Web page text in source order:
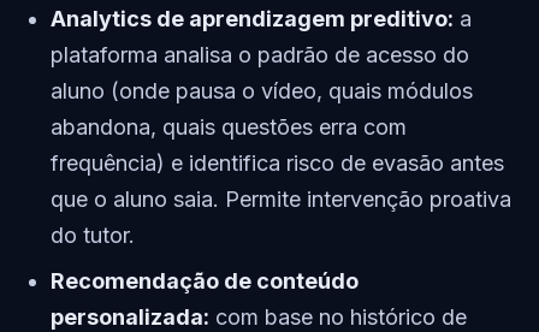
Analytics de aprendizagem preditivo: a
plataforma analisa o padrão de acesso do
aluno (onde pausa o vídeo, quais módulos
abandona, quais questões erra com
frequência) e identifica risco de evasão antes
que o aluno saia. Permite intervenção proativa
do tutor.
Recomendação de conteúdo
personalizada: com base no histórico de